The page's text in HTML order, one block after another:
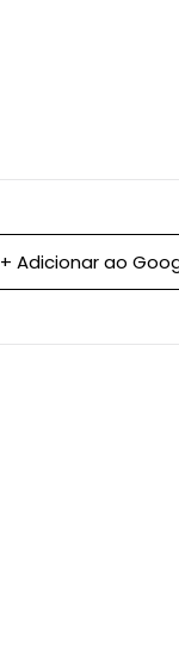
+ Adicionar ao